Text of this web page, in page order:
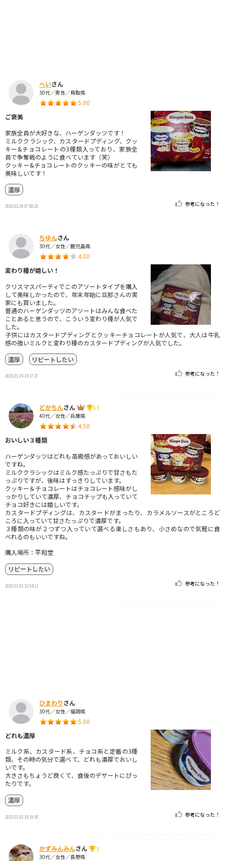
へいさん
30代／男性／鳥取県
5.00
ご褒美
家族全員が大好きな、ハーゲンダッツです！
ミルククラシック、カスタードプディング、クッ
キー&チョコレートの3種類入っており、家族全
員で争奪戦のように食べています（笑）
クッキー&チョコレートのクッキーの味がとても
美味しいです！
濃厚
2025.03.29 07:08:25 参考になった！
ちゆんさん
30代／女性／鹿児島県
4.00
変わり種が嬉しい！
クリスマスパーティでこのアソートタイプを購入
して美味しかったので、年末年始に旦那さんの実
家にも買いました。
普通のハーゲンダッツのアソートはみんな食べた
ことあると思うので、こういう変わり種が人気で
した。
子供にはカスタードプディングとクッキーチョコレートが人気で、大人は牛乳
感の強いミルクと変わり種のカスタードプディングが人気でした。
濃厚
リピートしたい
2025.01.24 14:17:37 参考になった！
どかちんさん
13
40代／女性／兵庫県
4.50
おいしい３種類
ハーゲンダッツはどれも高級感があっておいしい
ですね。
ミルククラシックはミルク感たっぷりで甘さもた
っぷりですが、後味はすっきりしています。
クッキー＆チョコレートはチョコレート感味がし
っかりしていて濃厚、チョコチップも入っていて
チョコ好きには嬉しいです。
カスタードプディングは、カスタードがまったり、カラメルソースがところど
ころに入っていて甘さたっぷりで濃厚です。
３種類の味が２つずつ入っていて選べる楽しさもあり、小さめなので気軽に食
べれるのもいいですね。
購入場所：平和堂
リピートしたい
2025.01.03 12:54:11 参考になった！
ひまわりさん
30代／女性／福岡県
5.00
どれも濃厚
ミルク系、カスタード系、チョコ系と定番の3種
類、その時の気分で選べて、どれも濃厚でおいし
いです。
大きさもちょうど良くて、食後のデザートにぴっ
たりです。
濃厚
2025.01.02 19:19:30 参考になった！
かずみんみんさん
3
30代／女性／長野県